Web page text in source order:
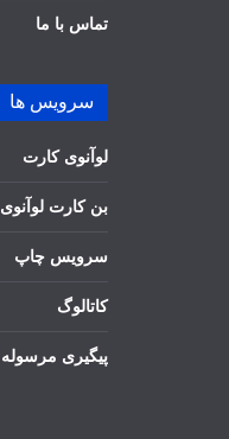
تماس با ما
سرویس ها
لوآنوی کارت
بن کارت لوآنوی
سرویس چاپ
کاتالوگ
پیگیری مرسوله